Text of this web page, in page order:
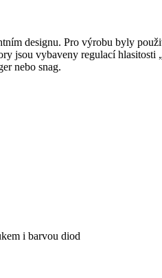
designu. Pro výrobu byly
jsou vybaveny regulací
nebo snag.
i barvou diod